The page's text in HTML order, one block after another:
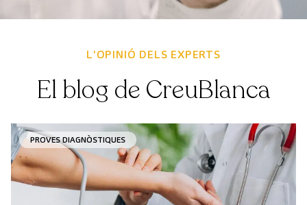
L'OPINIÓ DELS EXPERTS
El blog de CreuBlanca
PROVES DIAGNÒSTIQUES